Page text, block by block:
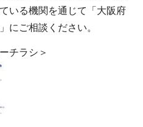
いる機関を通じて「大阪府
にご相談ください。
チラシ＞